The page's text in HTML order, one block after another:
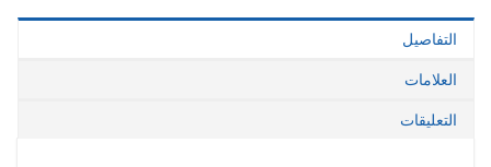
التفاصيل
العلامات
التعليقات